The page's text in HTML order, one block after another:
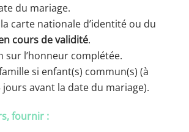
du mariage.
carte nationale d’identité ou du
cours de validité.
sur l’honneur complétée.
si enfant(s) commun(s) (à
jours avant la date du mariage).
fournir :